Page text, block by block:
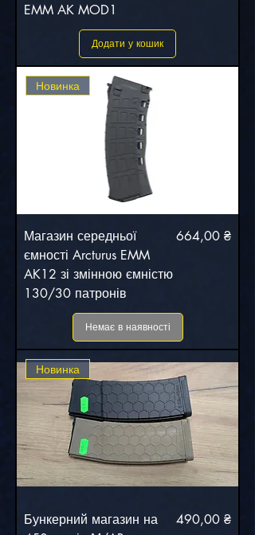
EMM AK MOD1
Додати у кошик
Новинка
Магазин середньої
ємності Arcturus EMM
AK12 зі змінною ємністю
130/30 патронів
Ціна
664,00 ₴
Немає в наявності
Новинка
Бункерний магазин на
Ціна
490,00 ₴